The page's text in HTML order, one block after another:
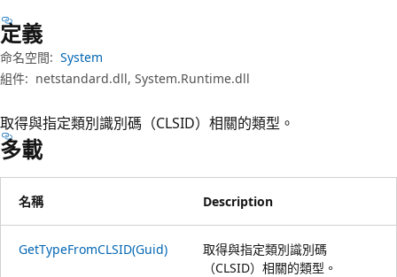
定義
命名空間: System
組件: netstandard.dll, System.Runtime.dll
取得與指定類別識別碼（CLSID）相關的類型。
多載
名稱 Description
GetTypeFromCLSID(Guid)
取得與指定類別識別碼
（CLSID）相關的類型。